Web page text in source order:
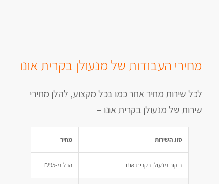
מחירי העבודות של מנעולן בקרית אונו
לכל שירות מחיר אחר כמו בכל מקצוע, להלן מחירי
שירות של מנעולן בקרית אונו –
סוג השירות מחיר
ביקור מנעולן בקרית אונו החל מ-₪95